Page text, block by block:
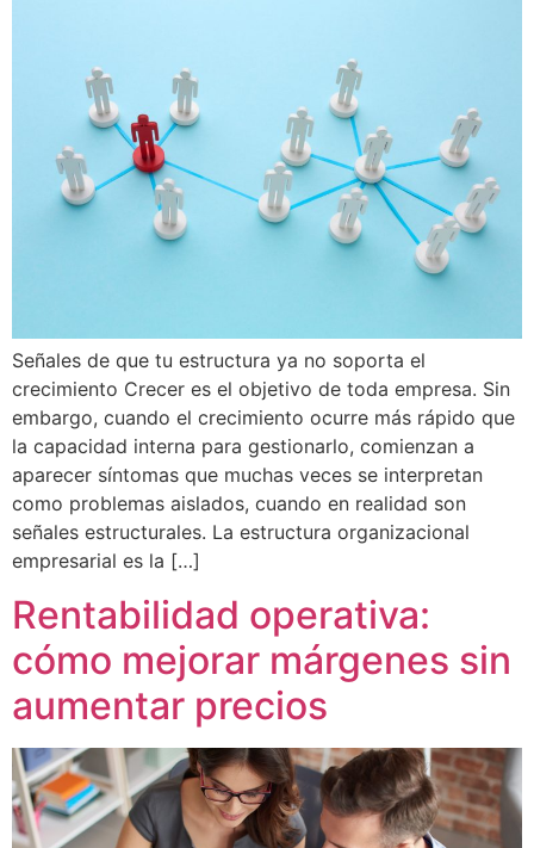
Señales de que tu estructura ya no soporta el
crecimiento Crecer es el objetivo de toda empresa. Sin
embargo, cuando el crecimiento ocurre más rápido que
la capacidad interna para gestionarlo, comienzan a
aparecer síntomas que muchas veces se interpretan
como problemas aislados, cuando en realidad son
señales estructurales. La estructura organizacional
empresarial es la […]
Rentabilidad operativa:
cómo mejorar márgenes sin
aumentar precios